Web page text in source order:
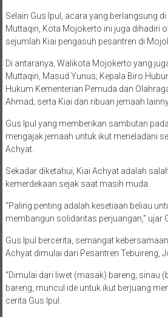
Selain Gus Ipul, acara yang berlangsung
Muttaqin, Kota Mojokerto ini juga dihadiri
sejumlah Kiai pengasuh pesantren di
Di antaranya, Walikota Mojokerto yang
Muttaqin, Masud Yunus; Kepala Biro
Hukum Kementerian Pemuda dan
Ahmad; serta Kiai dan ribuan jemaah
Gus Ipul yang memberikan sambutan
mengajak jemaah untuk ikut meneladani
Achyat.
Sekadar diketahui, Kiai Achyat adalah
kemerdekaan sejak saat masih muda.
“Paling penting adalah kesetiaan beliau
membangun solidaritas perjuangan,” ujar
Gus Ipul bercerita, semangat
Achyat dimulai dari Pesantren Tebuireng,
“Dimulai dari liwet (masak) bareng, sinau
bareng, muncul ide untuk ikut berjuang
cerita Gus Ipul.